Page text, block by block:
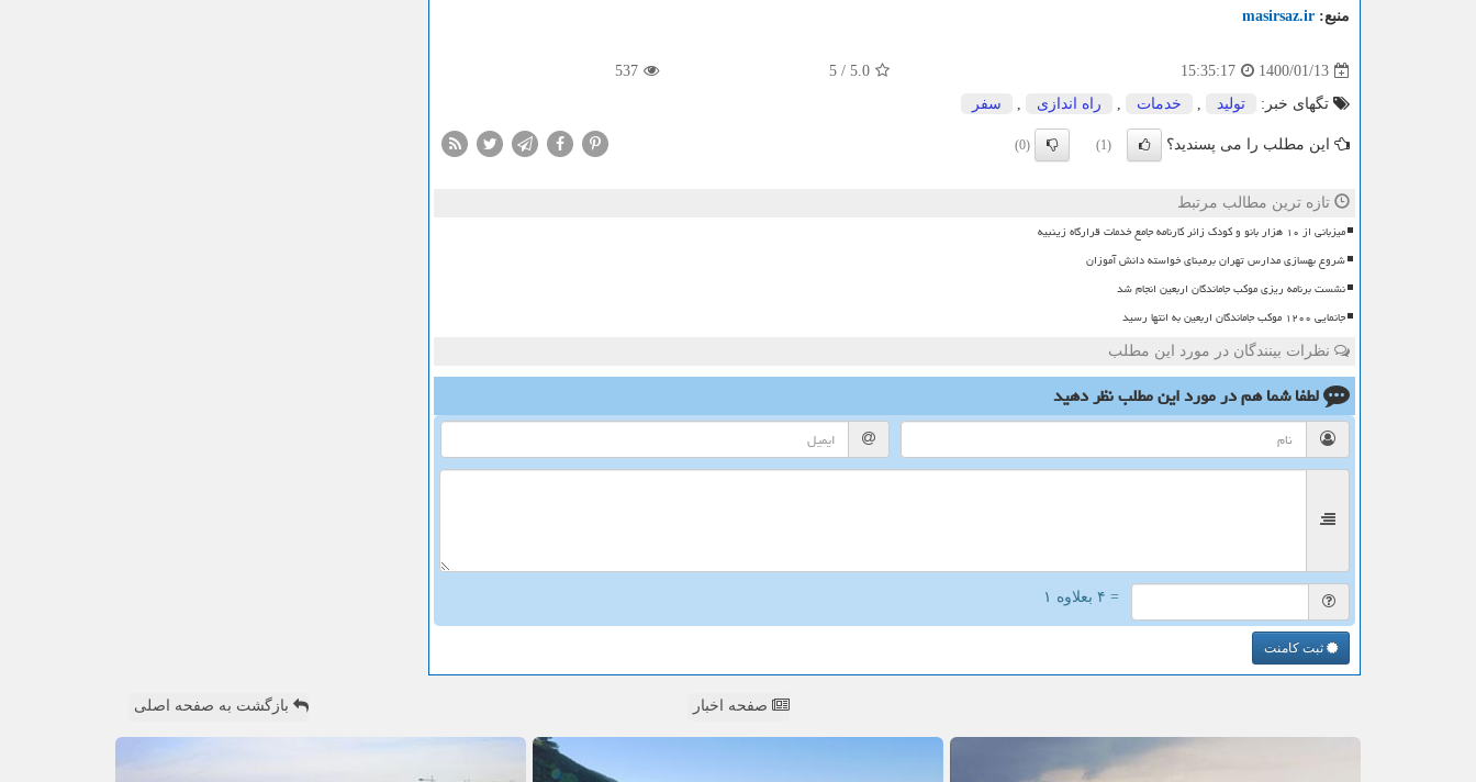
منبع: masirsaz.ir
1400/01/13
15:35:17
5.0
/
5
537
تگهای خبر: تولید , خدمات , راه اندازی , سفر
این مطلب را می پسندید؟ (1)
(0)
تازه ترین مطالب مرتبط
میزبانی از ۱۰ هزار بانو و کودک زائر کارنامه جامع خدمات قرارگاه زینبیه
شروع بهسازی مدارس تهران برمبنای خواسته دانش آموزان
نشست برنامه ریزی موکب جاماندگان اربعین انجام شد
جانمایی ۱۲۰۰ موکب جاماندگان اربعین به انتها رسید
نظرات بینندگان در مورد این مطلب
لطفا شما همدر مورد این مطلبنظر دهید
= ۴ بعلاوه ۱
ثبت کامنت
صفحه اخبار بازگشت به صفحه اصلی